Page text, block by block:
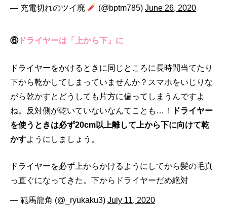
— 充電切れのツイ廃 (@bptm785)June 26, 2020
⑥ドライヤーは「上から下」に
ドライヤーをかけるときに同じところに長時間当てたり
下から乾かしてしまっていませんか？スマホをいじりな
がら乾かすとどうしても片方に偏ってしまうんですよ
ね。反対側が乾いていないなんてことも…！
ドライヤー
を使うときは必ず20cm以上離して上から下に向けて乾
かすようにしましょう。
ドライヤーを必ず上からかけるようにしてから髪の毛真
っ直ぐになってきた。下からドライヤーだめ絶対
— 範馬龍角 (@_ryukaku3) July 11, 2020